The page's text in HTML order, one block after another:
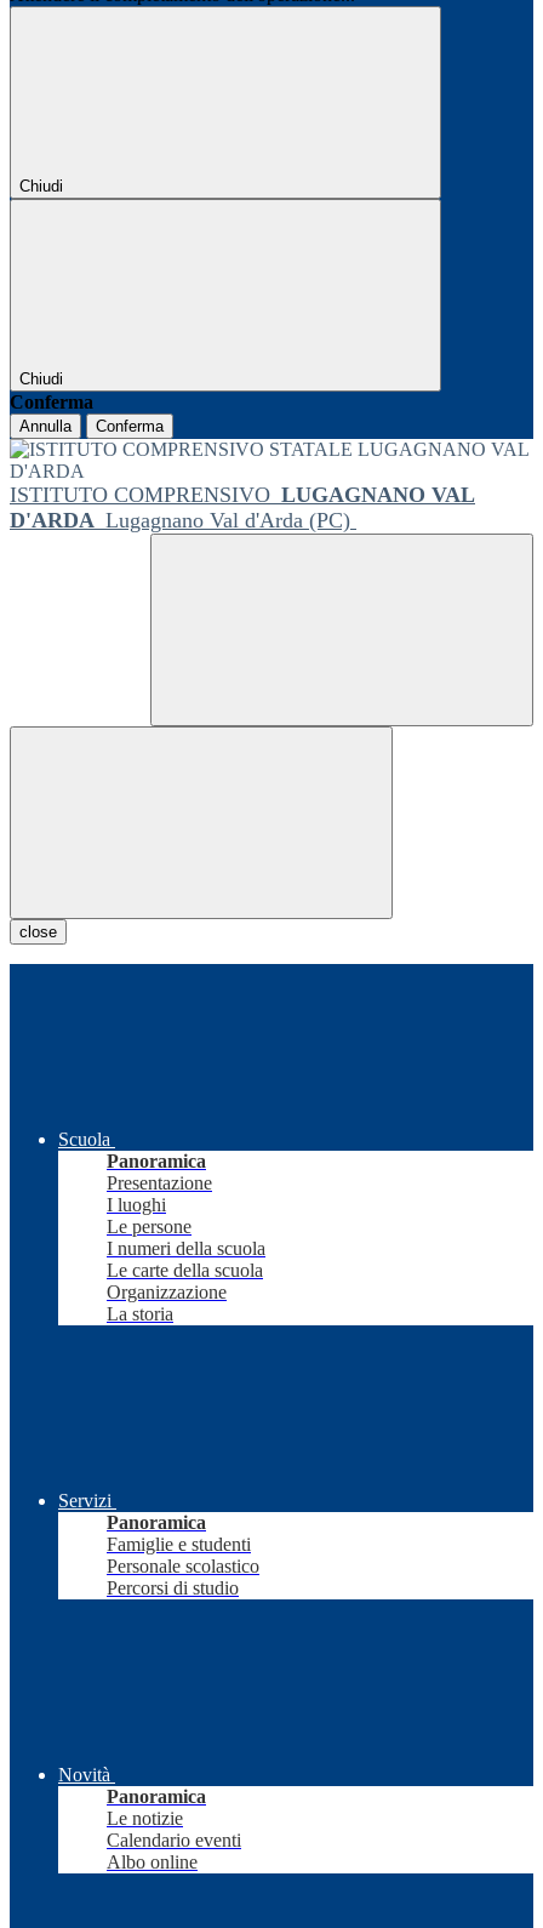
Chiudi
Chiudi
Conferma
Annulla Conferma
ISTITUTO COMPRENSIVO LUGAGNANO VAL
D'ARDA Lugagnano Val d'Arda (PC)
close
Scuola
Panoramica
Presentazione
I luoghi
Le persone
I numeri della scuola
Le carte della scuola
Organizzazione
La storia
Servizi
Panoramica
Famiglie e studenti
Personale scolastico
Percorsi di studio
Novità
Panoramica
Le notizie
Calendario eventi
Albo online